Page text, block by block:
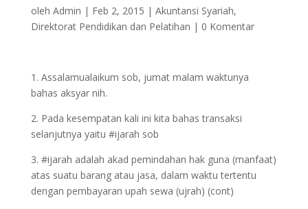
oleh Admin | Feb 2, 2015 | Akuntansi Syariah,
Direktorat Pendidikan dan Pelatihan | 0 Komentar
1. Assalamualaikum sob, jumat malam waktunya
bahas aksyar nih.
2. Pada kesempatan kali ini kita bahas transaksi
selanjutnya yaitu #ijarah sob
3. #ijarah adalah akad pemindahan hak guna (manfaat)
atas suatu barang atau jasa, dalam waktu tertentu
dengan pembayaran upah sewa (ujrah) (cont)